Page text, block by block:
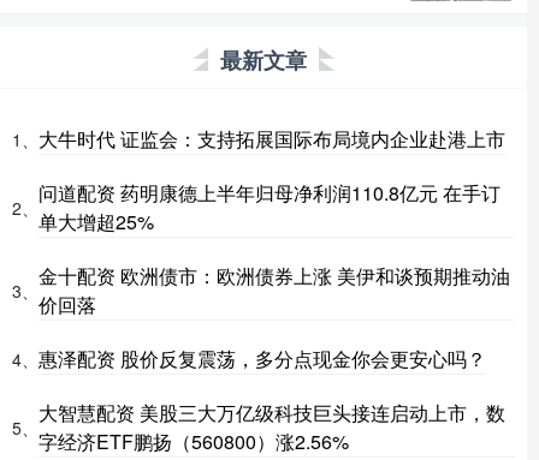
最新文章
1、 大牛时代 证监会：支持拓展国际布局境内企业赴港上市
2、
问道配资 药明康德上半年归母净利润110.8亿元 在手订
单大增超25%
3、
金十配资 欧洲债市：欧洲债券上涨 美伊和谈预期推动油
价回落
4、 惠泽配资 股价反复震荡，多分点现金你会更安心吗？
5、
大智慧配资 美股三大万亿级科技巨头接连启动上市，数
字经济ETF鹏扬（560800）涨2.56%